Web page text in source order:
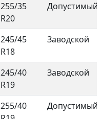
255/35
R20
Допустимый
245/45
R18
Заводской
245/40
R19
Заводской
255/40
Допустимый